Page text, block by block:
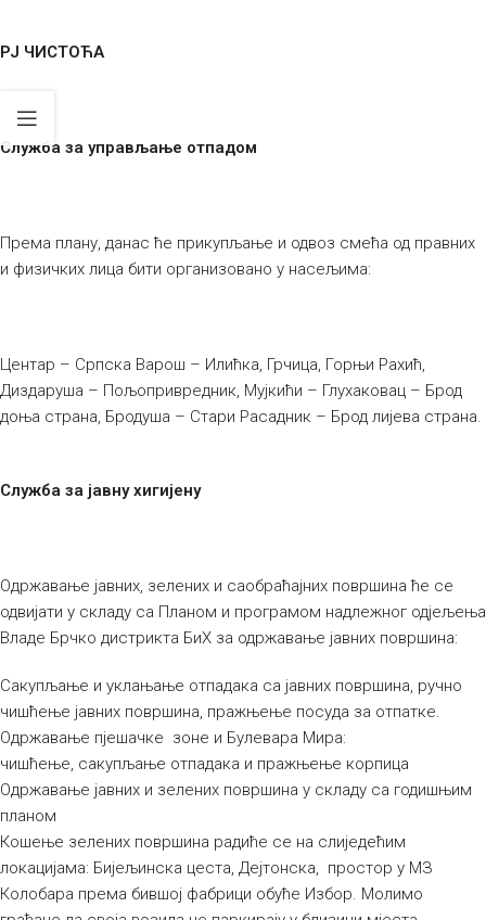
РЈ ЧИСТОЋА
Служба за управљање отпадом
Према плану, данас ће прикупљање и одвоз смећа од правних
и физичких лица бити организовано у насељима:
Центар – Српска Варош – Илићка, Грчица, Горњи Рахић,
Диздаруша – Пољопривредник, Мујкићи – Глухаковац – Брод
доња страна, Бродуша – Стари Расадник – Брод лијева страна.
Служба за јавну хигијену
Одржавање јавних, зелених и саобраћајних површина ће се
одвијати у складу са Планом и програмом надлежног одјељења
Владе Брчко дистрикта БиХ за одржавање јавних површина:
Сакупљање и уклањање отпадака са јавних површина, ручно
чишћење јавних површина, пражњење посуда за отпатке.
Одржавање пјешачке зоне и Булевара Мира:
чишћење, сакупљање отпадака и пражњење корпица
Одржавање јавних и зелених површина у складу са годишњим
планом
Кошење зелених површина радиће се на слиједећим
локацијама: Бијељинска цеста, Дејтонска, простор у МЗ
Колобара према бившој фабрици обуће Избор. Молимо